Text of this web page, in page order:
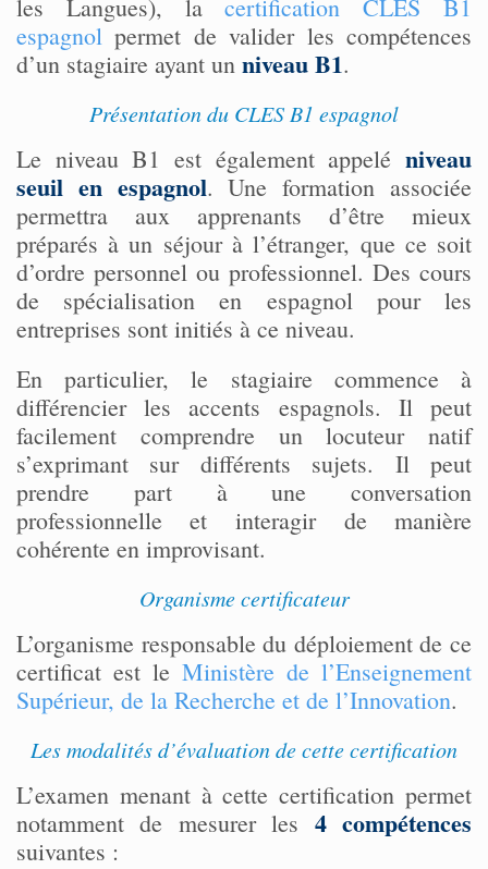
les Langues), lacertification CLES B1
espagnolpermet de valider les compétences
d’un stagiaire ayant un niveau B1.
Présentation du CLES B1 espagnol
Le niveau B1 est également appelé niveau
seuil en espagnol. Une formation associée
permettra aux apprenants d’être mieux
préparés à un séjour à l’étranger, que ce soit
d’ordre personnel ou professionnel. Des cours
de spécialisation en espagnol pour les
entreprises sont initiés à ce niveau.
En particulier, le stagiaire commence à
différencier les accents espagnols. Il peut
facilement comprendre un locuteur natif
s’exprimant sur différents sujets. Il peut
prendre part à une conversation
professionnelle et interagir de manière
cohérente en improvisant.
Organisme certificateur
L’organisme responsable du déploiement de ce
certificat est leMinistère de l’Enseignement
Supérieur, de la Recherche et de l’Innovation.
Les modalités d’évaluation de cette certification
L’examen menant à cette certification permet
notamment de mesurer les 4 compétences
suivantes :